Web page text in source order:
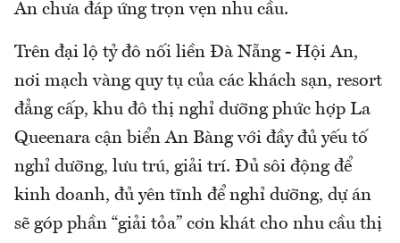
An chưa đáp ứng trọn vẹn nhu cầu.
Trên đại lộ tỷ đô nối liền Đà Nẵng - Hội An,
nơi mạch vàng quy tụ của các khách sạn, resort
đẳng cấp, khu đô thị nghỉ dưỡng phức hợp La
Queenara cận biển An Bàng với đầy đủ yếu tố
nghỉ dưỡng, lưu trú, giải trí. Đủ sôi động để
kinh doanh, đủ yên tĩnh để nghỉ dưỡng, dự án
sẽ góp phần “giải tỏa” cơn khát cho nhu cầu thị